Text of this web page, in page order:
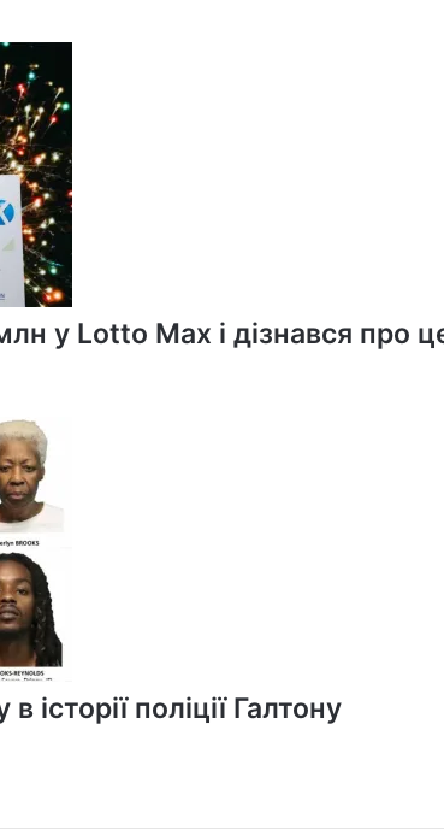
у Lotto Max і дізнався про
історії поліції Галтону